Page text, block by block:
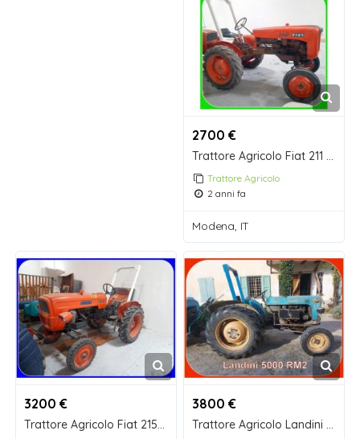
2700 €
Trattore Agricolo
2 anni fa
Modena, IT
3200 €
Trattore Agricolo Fiat 215 con Arco di Protezione.
3800 €
Trattore Agricolo Landini 5000 RM2 Arco di Protezione Omologato